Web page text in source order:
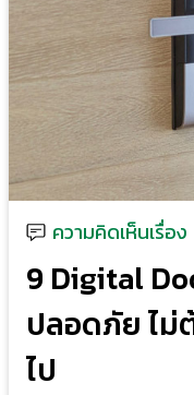
ความคิดเห็นเรื่อง
9 Digital
ปลอดภัย ไ
ไป